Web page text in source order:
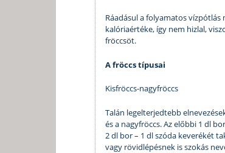
Ráadásul a folyamatos
kalóriaértéke, így nem hizlal,
fröccsöt.
A fröccs típusai
Kisfröccs-nagyfröccs
Talán legelterjedtebb
és a nagyfröccs. Az előbbi 1 dl
2 dl bor – 1 dl szóda keverékét
vagy rövidlépésnek is szokás